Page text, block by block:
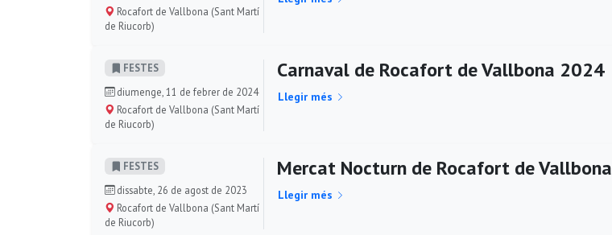
Rocafort de Vallbona (Sant Martí
de Riucorb)
FESTES
diumenge, 11 de febrer de 2024
Rocafort de Vallbona (Sant Martí
de Riucorb)
Carnaval de Rocafort de Vallbona 2024
Llegir més
FESTES
dissabte, 26 de agost de 2023
Rocafort de Vallbona (Sant Martí
de Riucorb)
Mercat Nocturn de Rocafort de Vallbona
Llegir més